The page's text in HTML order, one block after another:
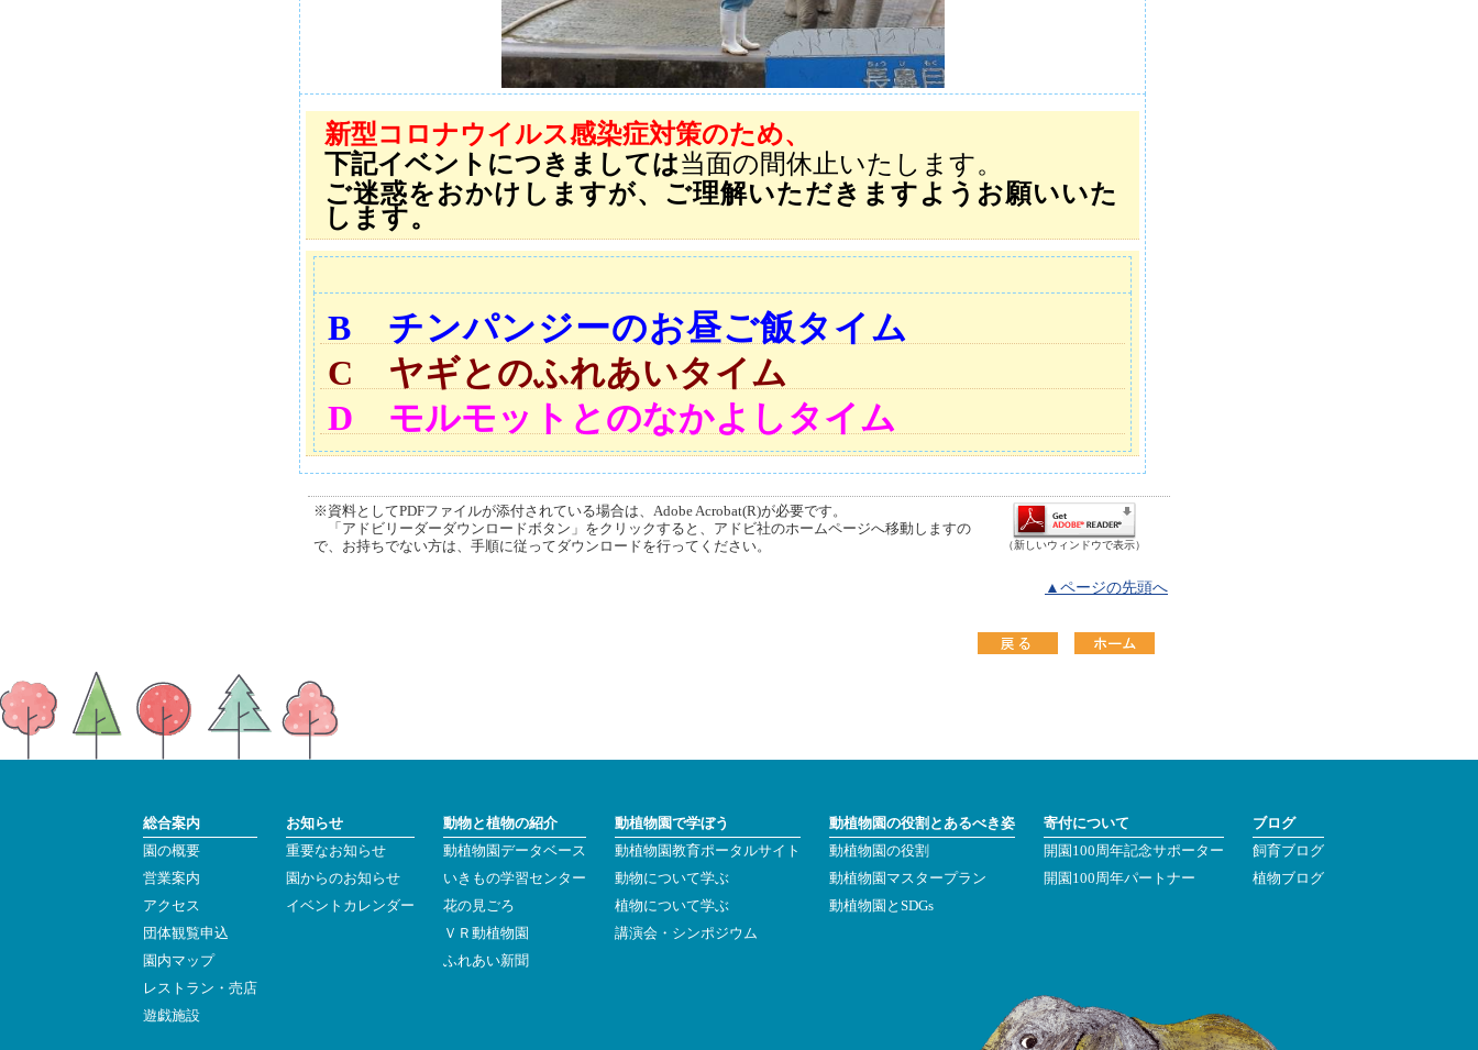
新型コロナウイルス感染症対策のため、
下記イベントにつきましては当面の間休止いたします。
ご迷惑をおかけしますが、ご理解いただきますようお願いいた
します。
B チンパンジーのお昼ご飯タイム
C ヤギとのふれあいタイム
D モルモットとのなかよしタイム
※資料としてPDFファイルが添付されている場合は、Adobe Acrobat(R)が必要です。
「アドビリーダーダウンロードボタン」をクリックすると、アドビ社のホームページへ移動しますの
で、お持ちでない方は、手順に従ってダウンロードを行ってください。
（新しいウィンドウで表示）
▲ページの先頭へ
総合案内
園の概要
営業案内
アクセス
団体観覧申込
園内マップ
レストラン・売店
遊戯施設
お知らせ
重要なお知らせ
園からのお知らせ
イベントカレンダー
動物と植物の紹介
動植物園データベース
いきもの学習センター
花の見ごろ
ＶＲ動植物園
ふれあい新聞
動植物園で学ぼう
動植物園教育ポータルサイト
動物について学ぶ
植物について学ぶ
講演会・シンポジウム
動植物園の役割とあるべき姿
動植物園の役割
動植物園マスタープラン
動植物園とSDGs
寄付について
開園100周年記念サポーター
開園100周年パートナー
ブログ
飼育ブログ
植物ブログ